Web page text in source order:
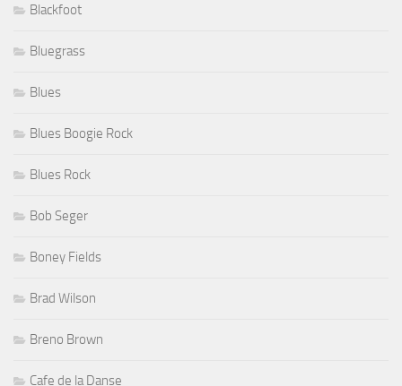
Blackfoot
Bluegrass
Blues
Blues Boogie Rock
Blues Rock
Bob Seger
Boney Fields
Brad Wilson
Breno Brown
Cafe de la Danse